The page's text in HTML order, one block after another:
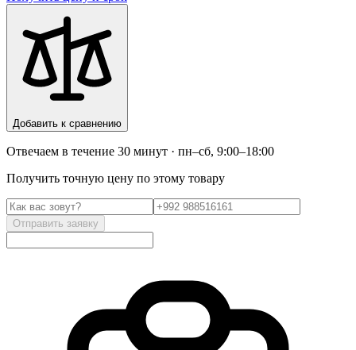
Добавить к сравнению
Отвечаем в течение 30 минут · пн–сб, 9:00–18:00
Получить точную цену по этому товару
Отправить заявку